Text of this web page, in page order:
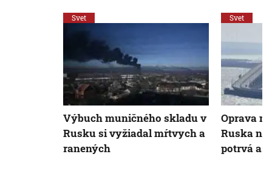
Svet
Výbuch muničného skladu v
Rusku si vyžiadal mŕtvych a
ranených
Svet
Oprava
Ruska
potrvá